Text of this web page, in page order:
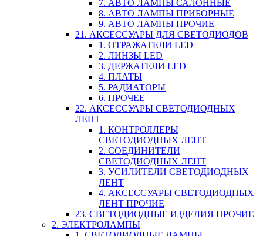
7. АВТО ЛАМПЫ САЛОННЫЕ
8. АВТО ЛАМПЫ ПРИБОРНЫЕ
9. АВТО ЛАМПЫ ПРОЧИЕ
21. АКСЕССУАРЫ ДЛЯ СВЕТОДИОДОВ
1. ОТРАЖАТЕЛИ LED
2. ЛИНЗЫ LED
3. ДЕРЖАТЕЛИ LED
4. ПЛАТЫ
5. РАДИАТОРЫ
6. ПРОЧЕЕ
22. АКСЕССУАРЫ СВЕТОДИОДНЫХ
ЛЕНТ
1. КОНТРОЛЛЕРЫ
СВЕТОДИОДНЫХ ЛЕНТ
2. СОЕДИНИТЕЛИ
СВЕТОДИОДНЫХ ЛЕНТ
3. УСИЛИТЕЛИ СВЕТОДИОДНЫХ
ЛЕНТ
4. АКСЕССУАРЫ СВЕТОДИОДНЫХ
ЛЕНТ ПРОЧИЕ
23. СВЕТОДИОДНЫЕ ИЗДЕЛИЯ ПРОЧИЕ
2. ЭЛЕКТРОЛАМПЫ